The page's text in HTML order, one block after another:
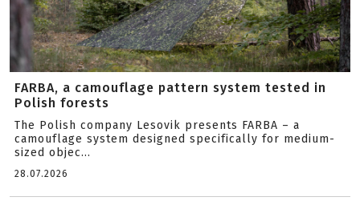
FARBA, a camouflage pattern system tested in
Polish forests
The Polish company Lesovik presents FARBA – a
camouflage system designed specifically for medium-
sized objec...
28.07.2026